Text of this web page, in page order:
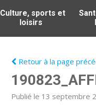
Culture, sports et
loisirs
Retour à la page
Publié le 13 septembre